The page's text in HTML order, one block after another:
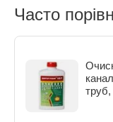
Часто
труб,